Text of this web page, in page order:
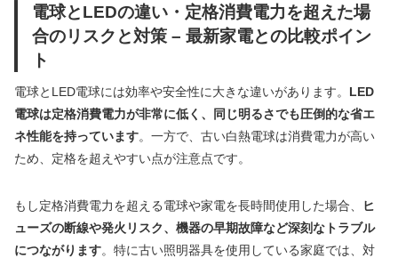
電球とLEDの違い・定格消費電力を超えた場
合のリスクと対策 – 最新家電との比較ポイン
ト
電球とLED電球には効率や安全性に大きな違いがあります。 LED
電球は定格消費電力が非常に低く、同じ明るさでも圧倒的な省エ
ネ性能を持っています。一方で、古い白熱電球は消費電力が高い
ため、定格を超えやすい点が注意点です。
もし定格消費電力を超える電球や家電を長時間使用した場合、
ヒ
ューズの断線や発火リスク、機器の早期故障など深刻なトラブル
につながります。特に古い照明器具を使用している家庭では、対